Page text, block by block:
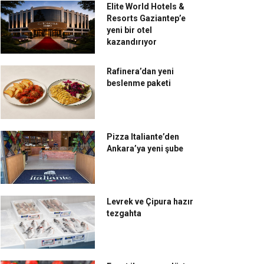
Elite World Hotels &
Resorts Gaziantep’e
yeni bir otel
kazandırıyor
Rafinera’dan yeni
beslenme paketi
Pizza Italiante’den
Ankara’ya yeni şube
Levrek ve Çipura hazır
tezgahta